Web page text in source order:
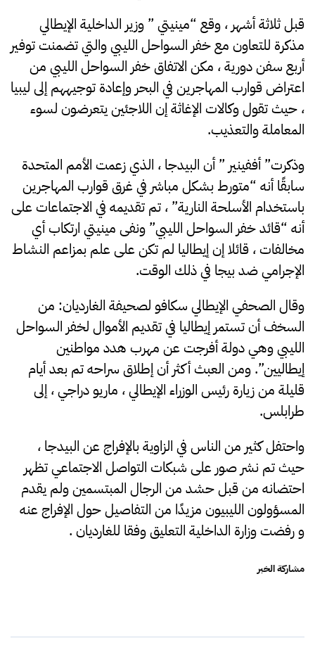
قبل ثلاثة أشهر ، وقع “مينيتي ” وزير الداخلية الإيطالي
مذكرة للتعاون مع خفر السواحل الليبي والتي تضمنت توفير
أربع سفن دورية ، مكن الاتفاق خفر السواحل الليبي من
اعتراض قوارب المهاجرين في البحر وإعادة توجيههم إلى ليبيا
، حيث تقول وكالات الإغاثة إن اللاجئين يتعرضون لسوء
المعاملة والتعذيب.
وذكرت” أففينير ” أن البيدجا ، الذي زعمت الأمم المتحدة
سابقًا أنه “متورط بشكل مباشر في غرق قوارب المهاجرين
باستخدام الأسلحة النارية” ، تم تقديمه في الاجتماعات على
أنه “قائد خفر السواحل الليبي” ونفى مينيتي ارتكاب أي
مخالفات ، قائلا إن إيطاليا لم تكن على علم بمزاعم النشاط
الإجرامي ضد بيجا في ذلك الوقت.
وقال الصحفي الإيطالي سكافو لصحيفة الغارديان: من
السخف أن تستمر إيطاليا في تقديم الأموال لخفر السواحل
الليبي وهي دولة أفرجت عن مهرب هدد مواطنين
إيطاليين”. ومن العبث أكثر أن إطلاق سراحه تم بعد أيام
قليلة من زيارة رئيس الوزراء الإيطالي ، ماريو دراجي ، إلى
طرابلس.
واحتفل كثير من الناس في الزاوية بالإفراج عن البيدجا ،
حيث تم نشر صور على شبكات التواصل الاجتماعي تظهر
احتضانه من قبل حشد من الرجال المبتسمين ولم يقدم
المسؤولون الليبيون مزيدًا من التفاصيل حول الإفراج عنه
و رفضت وزارة الداخلية التعليق وفقا للغارديان .
مشاركة الخبر